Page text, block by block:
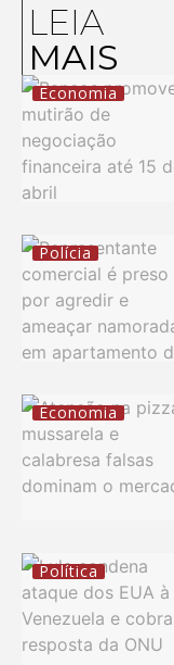
LEIA
MAIS
Economia
Polícia
Economia
Política